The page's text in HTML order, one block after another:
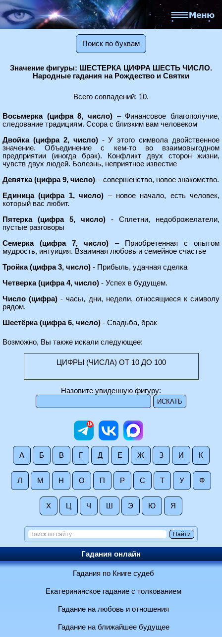
Поиск по буквам
Значение фигуры: ШЕСТЕРКА ЦИФРА ШЕСТЬ ЧИСЛО.
Народные гадания на Рождество и Святки
Всего совпадений: 10.
Восьмерка (цифра 8, число) – Финансовое благополучие,
следование традициям. Ссора с близким вам человеком
Двойка (цифра 2, число)- У этого символа двойственное
значение. Объединение с кем-то во взаимовыгодном
предприятии (иногда брак). Конфликт двух сторон жизни,
чувств двух людей. Болезнь, неприятное известие
Девятка (цифра 9, число) – совершенство, новое знакомство.
Единица (цифра 1, число) – новое начало, есть человек,
который вас любит.
Пятерка (цифра 5, число) - Сплетни, недоброжелатели,
пустые разговоры
Семерка (цифра 7, число) – Приобретенная с опытом
мудрость, интуиция. Взаимная любовь и семейное счастье
Тройка (цифра 3, число) - Прибыль, удачная сделка
Четверка (цифра 4, число) - Успех в будущем.
Число (цифра) - часы, дни, недели, относящиеся к символу
рядом.
Шестёрка (цифра 6, число) - Свадьба, брак
Возможно, Вы также искали следующее:
ЦИФРЫ (ЧИСЛА) ОТ 10 ДО 100
Назовите увиденную фигуру:
А Б В Г Д Е Ж З И К
Л М Н О П Р С Т У Ф
Х Ц Ч Ш Э Ю Я
Гадания онлайн
Гадания по Книге судеб
Екатерининское гадание с толкованием
Гадание на любовь и отношения
Гадание на ближайшее будущее